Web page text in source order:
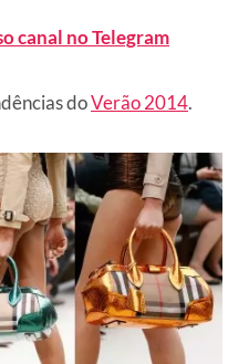
canal no Telegram
doVerão 2014.